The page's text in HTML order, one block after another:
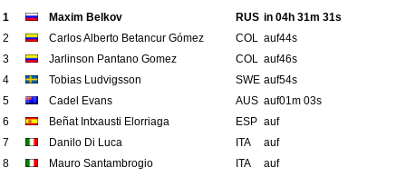
1 Maxim Belkov RUS in 04h 31m 31s
2
Carlos Alberto Betancur Gómez COL auf44s
3
Jarlinson Pantano Gomez COL auf46s
4
Tobias Ludvigsson SWE auf54s
5
Cadel Evans AUS auf01m 03s
6
Beñat Intxausti Elorriaga ESP auf
7
Danilo Di Luca ITA
auf
8
Mauro Santambrogio ITA
auf